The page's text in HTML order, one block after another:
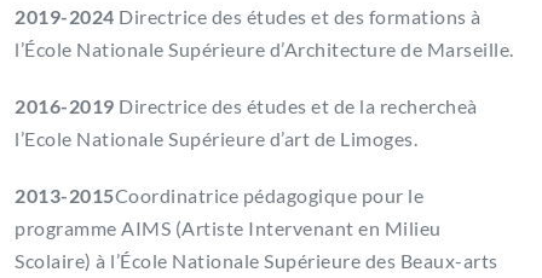
2019-2024 Directrice des études et des formations à
l’École Nationale Supérieure d’Architecture de Marseille.
2016-2019 Directrice des études et de la rechercheà
l’Ecole Nationale Supérieure d’art de Limoges.
2013-2015Coordinatrice pédagogique pour le
programme AIMS (Artiste Intervenant en Milieu
Scolaire) à l’École Nationale Supérieure des Beaux-arts